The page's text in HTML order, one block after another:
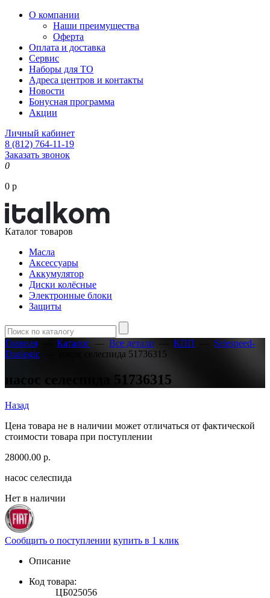
О компании
Наши преимущества
Оферта
Оплата и доставка
Сервис
Наборы для ТО
Адреса центров и контакты
Новости
Бонусная программа
Акции
Личный кабинет
8 (812) 764-11-19
Заказать звонок
0
0 р
Каталог товаров
Масла
Аксессуары
Аккумулятор
Диски колёсные
Электронные блоки
Защиты
Главная Каталог — Все детали — КПП
Selespeed-
Dualogic
насос селеспида 51736315
насос селеспида 51736315
Назад
Цена товара не в наличии может отличаться от фактической
стоимости товара при поступлении
28000.00 р.
насос селеспида
Нет в наличии
Сообщить о поступлении купить в 1 клик
Описание
Код товара:
ЦБ025056